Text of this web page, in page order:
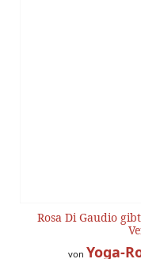
Rosa Di Gaudio
von Yoga-